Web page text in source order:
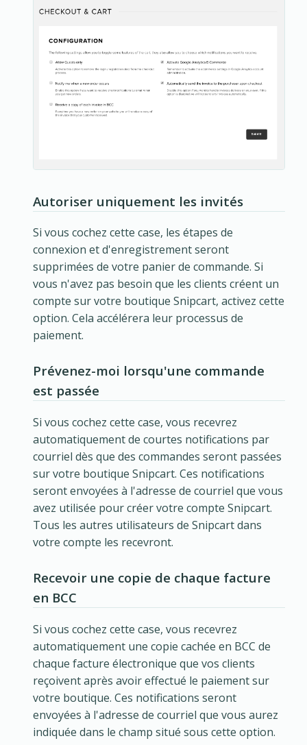
Autoriser uniquement les invités
Si vous cochez cette case, les étapes de
connexion et d'enregistrement seront
supprimées de votre panier de commande. Si
vous n'avez pas besoin que les clients créent un
compte sur votre boutique Snipcart, activez cette
option. Cela accélérera leur processus de
paiement.
Prévenez-moi lorsqu'une commande
est passée
Si vous cochez cette case, vous recevrez
automatiquement de courtes notifications par
courriel dès que des commandes seront passées
sur votre boutique Snipcart. Ces notifications
seront envoyées à l'adresse de courriel que vous
avez utilisée pour créer votre compte Snipcart.
Tous les autres utilisateurs de Snipcart dans
votre compte les recevront.
Recevoir une copie de chaque facture
en BCC
Si vous cochez cette case, vous recevrez
automatiquement une copie cachée en BCC de
chaque facture électronique que vos clients
reçoivent après avoir effectué le paiement sur
votre boutique. Ces notifications seront
envoyées à l'adresse de courriel que vous aurez
indiquée dans le champ situé sous cette option.